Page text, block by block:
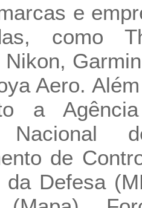
e
como
Nikon,
Aero.
a
Nacional
de
da Defesa